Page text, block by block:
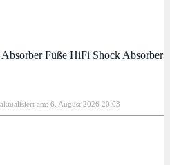
Füße HiFi Shock Absorber
am: 6. August 2026 20:03